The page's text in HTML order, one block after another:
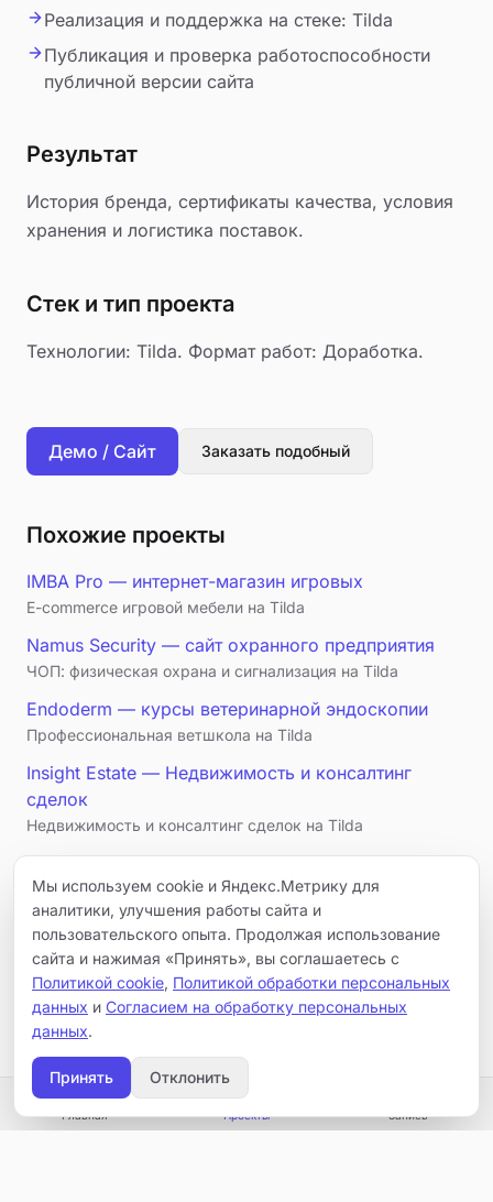
Реализация и поддержка на стеке: Tilda
Публикация и проверка работоспособности
публичной версии сайта
Результат
История бренда, сертификаты качества, условия
хранения и логистика поставок.
Стек и тип проекта
Технологии: Tilda. Формат работ: Доработка.
Демо / Сайт Заказать подобный
Похожие проекты
IMBA Pro — интернет-магазин игровых
E-commerce игровой мебели на Tilda
Namus Security — сайт охранного предприятия
ЧОП: физическая охрана и сигнализация на Tilda
Endoderm — курсы ветеринарной эндоскопии
Профессиональная ветшкола на Tilda
Insight Estate — Недвижимость и консалтинг
сделок
Недвижимость и консалтинг сделок на Tilda
← Все проекты
Ещё:
Все проектыУслугиСвязаться
Главная Проекты Запись
Мы используем cookie и Яндекс.Метрику для
аналитики, улучшения работы сайта и
пользовательского опыта. Продолжая использование
сайта и нажимая «Принять», вы соглашаетесь с
Политикой cookie, Политикой обработки персональных
данных и Согласием на обработку персональных
данных.
Принять Отклонить